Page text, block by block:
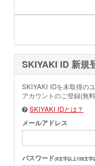
GALLERY
TICKET
MAIL
BIRTHDAY
SKIYAKI ID 新規
SKIYAKI IDを未取得の
アカウントのご登録(無
SKIYAKI IDとは？
メールアドレス
パスワード(8文字以上128文字